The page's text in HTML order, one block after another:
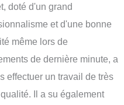
doté d'un grand
et d'une bonne
même lors de
de dernière minute, a
effectuer un travail de très
Il a su également